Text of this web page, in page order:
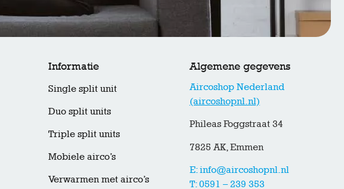
Informatie
Single split unit
Duo split units
Triple split units
Mobiele airco’s
Verwarmen met airco’s
Algemene gegevens
Aircoshop Nederland
(aircoshopnl.nl)
Phileas Foggstraat 34
7825 AK, Emmen
E: info@aircoshopnl.nl
T: 0591 – 239 353